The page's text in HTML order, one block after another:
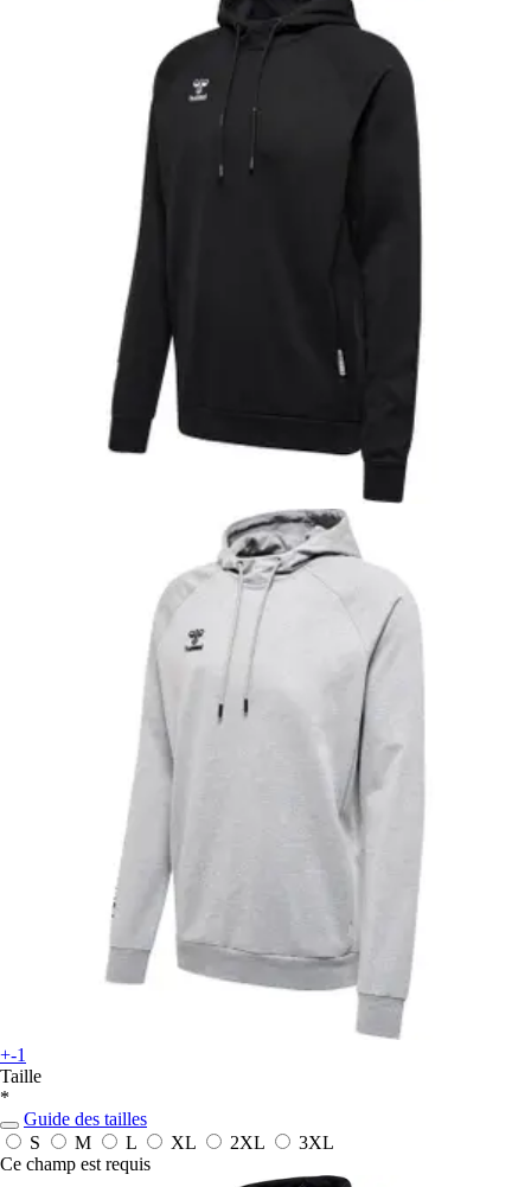
+-1
Taille
*
Guide des tailles
S
M L XL 2XL
3XL
Ce champ est requis